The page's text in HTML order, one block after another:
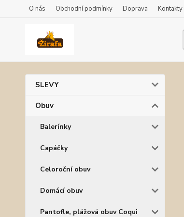
O nás Obchodní podmínky Doprava Kontakty
SLEVY
Obuv
Balerínky
Capáčky
Celoroční obuv
Domácí obuv
Pantofle, plážová obuv Coqui